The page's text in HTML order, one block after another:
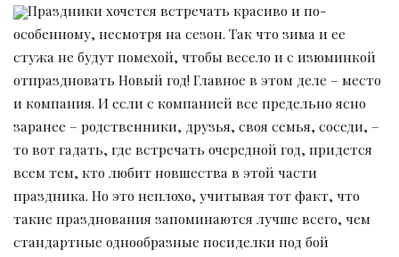
Праздники хочется встречать красиво и по-
особенному, несмотря на сезон. Так что зима и ее
стужа не будут помехой, чтобы весело и с изюминкой
отпраздновать Новый год! Главное в этом деле – место
и компания. И если с компанией все предельно ясно
заранее – родственники, друзья, своя семья, соседи, –
то вот гадать, где встречать очередной год, придется
всем тем, кто любит новшества в этой части
праздника. Но это неплохо, учитывая тот факт, что
такие празднования запоминаются лучше всего, чем
стандартные однообразные посиделки под бой